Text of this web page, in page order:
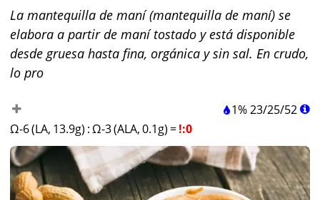
La mantequilla de maní (mantequilla de maní) se
elabora a partir de maní tostado y está disponible
desde gruesa hasta fina, orgánica y sin sal. En crudo,
lo pro
1%23/25/52
Ω-6 (LA, 13.9g) :Ω-3 (ALA, 0.1g) =!:0